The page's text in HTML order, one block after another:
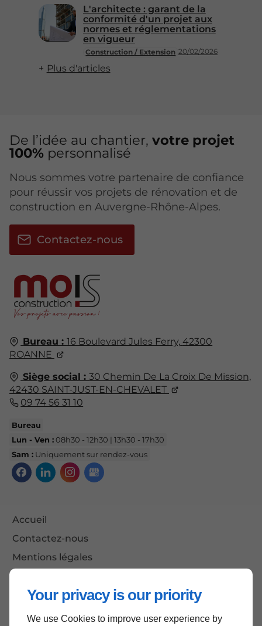
Your privacy is our priority
We use Cookies to improve user experience by
Construction / Extension 20/02/2026
L'architecte : garant de la
conformité d'un projet aux
normes et réglementations
en vigueur
Plus d'articles
Bureau :16 Boulevard Jules Ferry, 42300
ROANNE
Siège social :30 Chemin De La Croix De Mission,
42430 SAINT-JUST-EN-CHEVALET
09 74 56 31 10
Bureau
Lun - Ven :08h30 - 12h30 | 13h30 - 17h30
Sam : Uniquement sur rendez-vous
Accueil
Contactez-nous
Mentions légales
De l’idée au chantier, votre projet
100% personnalisé
Nous sommes votre partenaire de confiance
pour réussir vos projets de rénovation et de
construction en Auvergne-Rhône-Alpes.
Contactez-nous